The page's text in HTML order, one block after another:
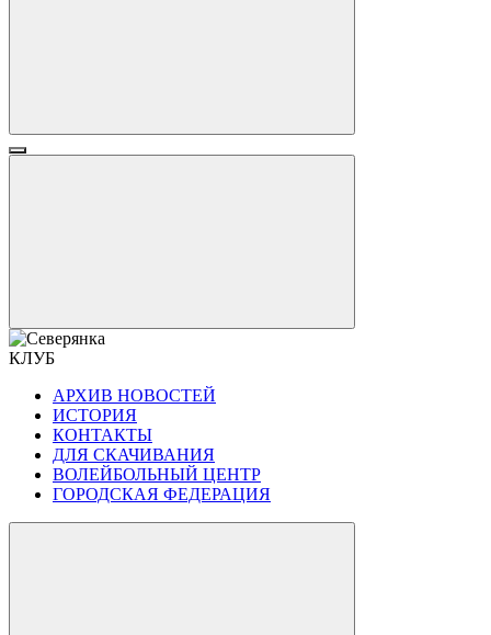
КЛУБ
АРХИВ НОВОСТЕЙ
ИСТОРИЯ
КОНТАКТЫ
ДЛЯ СКАЧИВАНИЯ
ВОЛЕЙБОЛЬНЫЙ ЦЕНТР
ГОРОДСКАЯ ФЕДЕРАЦИЯ